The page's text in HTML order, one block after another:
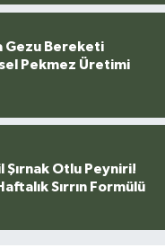
Gezu Bereketi
Pekmez Üretimi
Şırnak Otlu Peyniri!
Sırrın Formülü